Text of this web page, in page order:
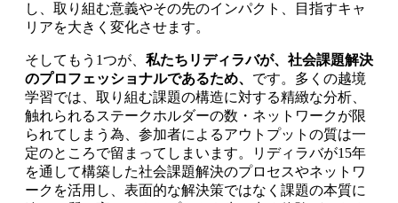
し、取り組む意義やその先のインパクト、目指すキャ
リアを大きく変化させます。
そしてもう1つが、 私たちリディラバが、社会課題解決
のプロフェッショナルであるため、 です。多くの越境
学習では、取り組む課題の構造に対する精緻な分析、
触れられるステークホルダーの数・ネットワークが限
られてしまう為、参加者によるアウトプットの質は一
定のところで留まってしまいます。リディラバが15年
を通して構築した社会課題解決のプロセスやネットワ
ークを活用し、表面的な解決策ではなく課題の本質に